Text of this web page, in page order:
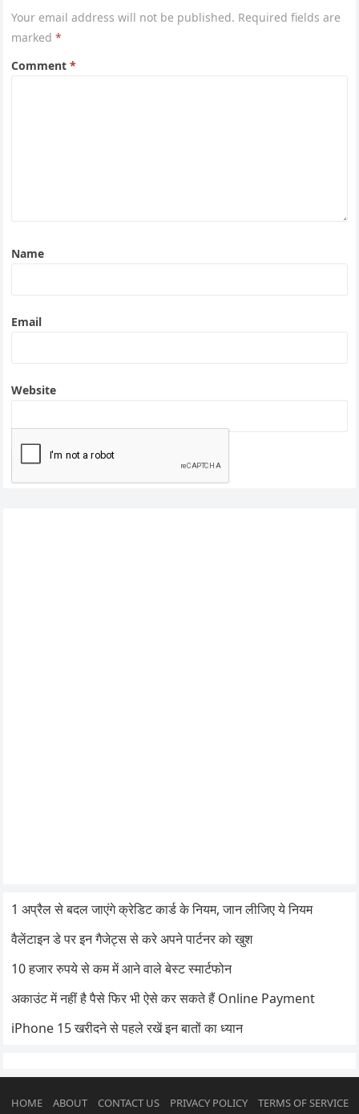
Your email address will not be published. Required fields are
marked*
Comment*
Name
Email
Website
1 अप्रैल से बदल जाएंगे क्रेडिट कार्ड के नियम, जान लीजिए ये नियम
वैलेंटाइन डे पर इन गैजेट्स से करे अपने पार्टनर को खुश
10 हजार रुपये से कम में आने वाले बेस्ट स्मार्टफोन
अकाउंट में नहीं है पैसे फिर भी ऐसे कर सकते हैं Online Payment
iPhone 15 खरीदने से पहले रखें इन बातों का ध्यान
HOME ABOUT CONTACT US PRIVACY POLICY TERMS OF SERVICE